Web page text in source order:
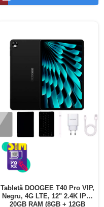
Tabletă DOOGEE T40 Pro VIP,
Negru, 4G LTE, 12" 2.4K IPS,
20GB RAM (8GB + 12GB